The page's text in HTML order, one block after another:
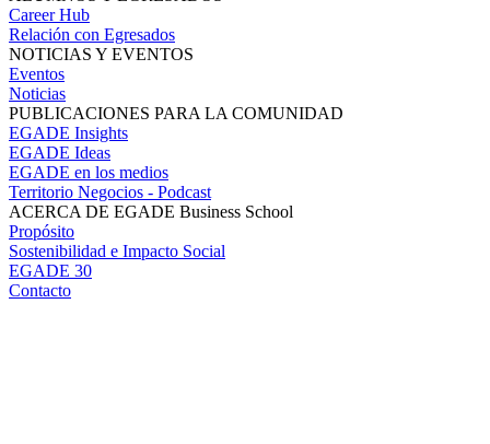
Career Hub
Relación con Egresados
NOTICIAS Y EVENTOS
Eventos
Noticias
PUBLICACIONES PARA LA COMUNIDAD
EGADE Insights
EGADE Ideas
EGADE en los medios
Territorio Negocios - Podcast
ACERCA DE EGADE Business School
Propósito
Sostenibilidad e Impacto Social
EGADE 30
Contacto